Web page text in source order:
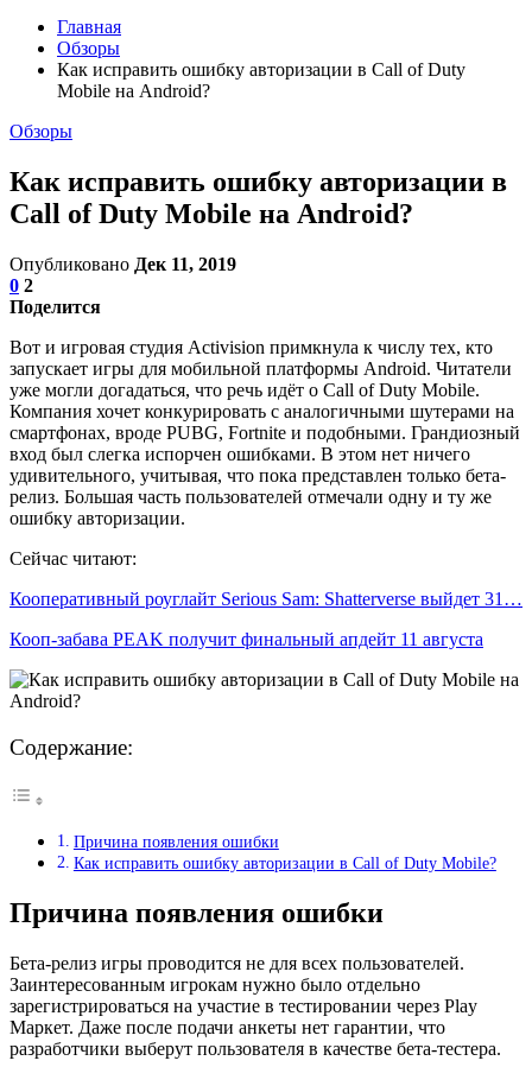
Главная
Обзоры
Как исправить ошибку авторизации в Call of Duty
Mobile на Android?
Обзоры
Как исправить ошибку авторизации в
Call of Duty Mobile на Android?
Опубликовано Дек 11, 2019
0 2
Поделится
Вот и игровая студия Activision примкнула к числу тех, кто
запускает игры для мобильной платформы Android. Читатели
уже могли догадаться, что речь идёт о Call of Duty Mobile.
Компания хочет конкурировать с аналогичными шутерами на
смартфонах, вроде PUBG, Fortnite и подобными. Грандиозный
вход был слегка испорчен ошибками. В этом нет ничего
удивительного, учитывая, что пока представлен только бета-
релиз. Большая часть пользователей отмечали одну и ту же
ошибку авторизации.
Сейчас читают:
Кооперативный роуглайт Serious Sam: Shatterverse выйдет 31…
Кооп-забава PEAK получит финальный апдейт 11 августа
Содержание:
Причина появления ошибки
Как исправить ошибку авторизации в Call of Duty Mobile?
Причина появления ошибки
Бета-релиз игры проводится не для всех пользователей.
Заинтересованным игрокам нужно было отдельно
зарегистрироваться на участие в тестировании через Play
Маркет. Даже после подачи анкеты нет гарантии, что
разработчики выберут пользователя в качестве бета-тестера.